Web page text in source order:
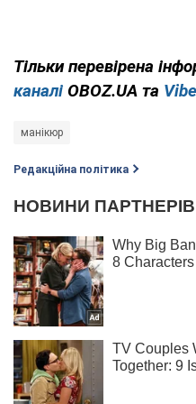
Тільки перевірена
каналі OBOZ.UA та
манікюр
Редакційна політика